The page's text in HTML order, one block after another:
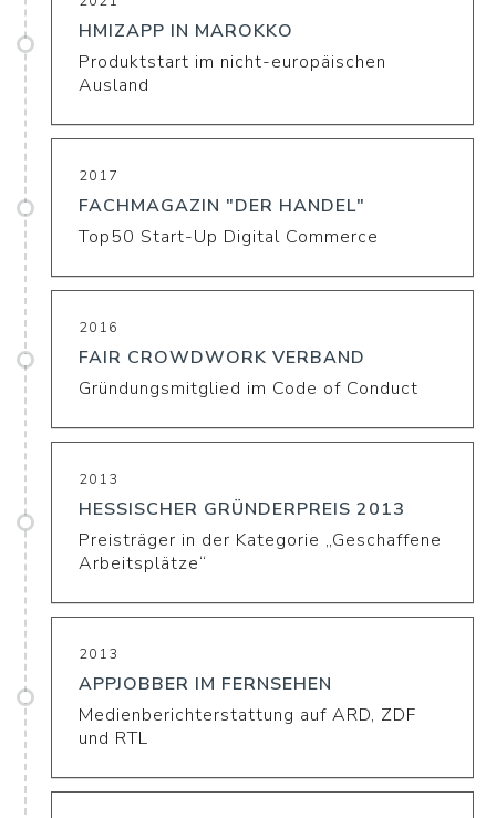
HMIZAPP IN MAROKKO
Produktstart im nicht-europäischen
Ausland
2017
FACHMAGAZIN "DER HANDEL"
Top50 Start-Up Digital Commerce
2016
FAIR CROWDWORK VERBAND
Gründungsmitglied im Code of Conduct
2013
HESSISCHER GRÜNDERPREIS 2013
Preisträger in der Kategorie „Geschaffene
Arbeitsplätze“
2013
APPJOBBER IM FERNSEHEN
Medienberichterstattung auf ARD, ZDF
und RTL